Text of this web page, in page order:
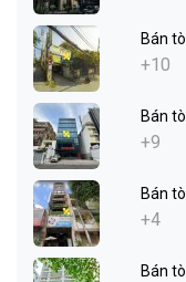
Bán
+10
Bán
+9
Bán
+4
Bán